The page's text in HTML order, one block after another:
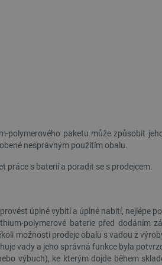
paketu může způsobit
nesprávným použitím obalu.
práce s baterií a poradit se s prodejcem.
úplné vybití a úplné nabití, nejlépe
polymerové baterie před dodáním
možnosti prodeje obalu s vadou z
vady a jeho správná funkce byla
výbuch), ke kterým dojde během